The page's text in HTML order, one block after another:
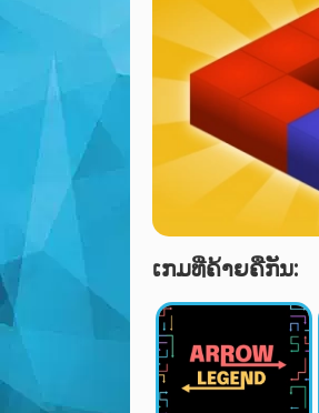
ເກມທີ່ຄ້າຍຄືກັນ: